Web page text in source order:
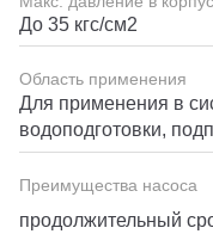
До 35 кгс/см2
Область применения
Для применения в
водоподготовки,
Преимущества насоса
продолжительный